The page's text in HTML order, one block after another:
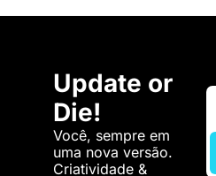
Update or
Die!
Você, sempre em
uma nova versão.
Criatividade &